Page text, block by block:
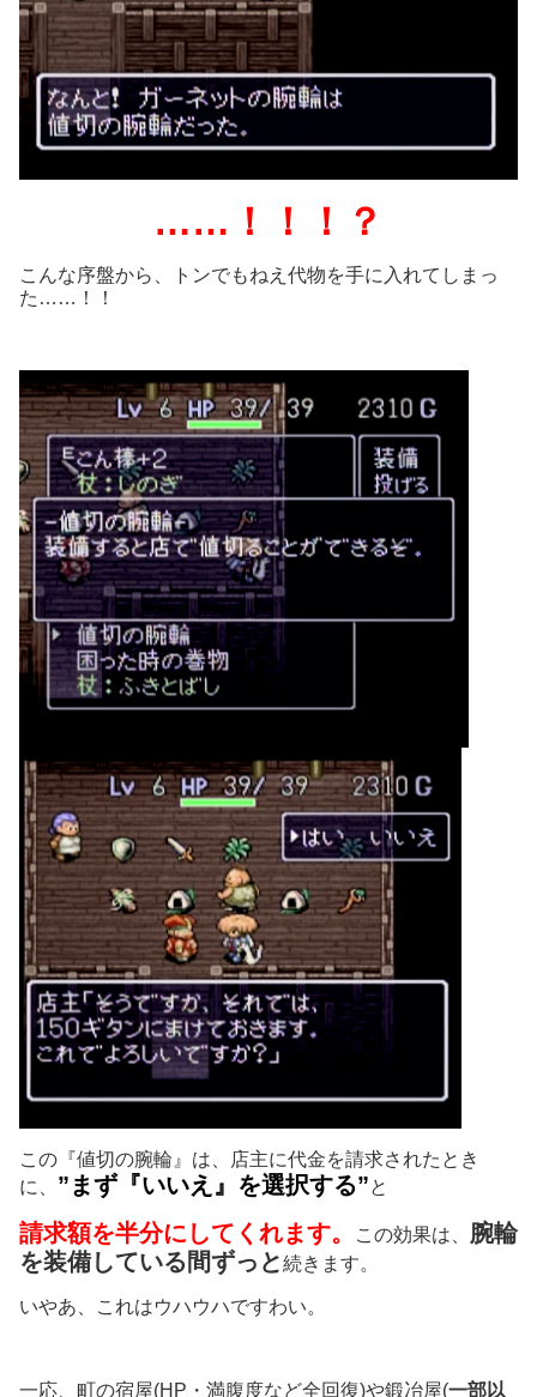
……！！！？
こんな序盤から、トンでもねえ代物を手に入れてしまっ
た……！！
この『値切の腕輪』は、店主に代金を請求されたとき
に、 ”まず『いいえ』を選択する”と
請求額を半分にしてくれます。 この効果は、 腕輪
を装備している間ずっと続きます。
いやあ、これはウハウハですわい。
一応、町の宿屋(HP・満腹度など全回復)や鍛冶屋(一部以